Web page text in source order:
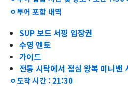
ㅇ투어 포함 내역
SUP 보드 서핑 입장권
수영 멘토
가이드
전통 시탁에서 점심 왕복 미니밴
ㅇ도착 시간 : 21:30